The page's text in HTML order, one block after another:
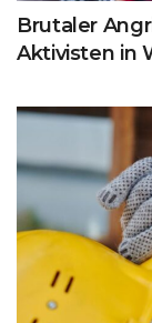
Brutaler
Aktivisten in